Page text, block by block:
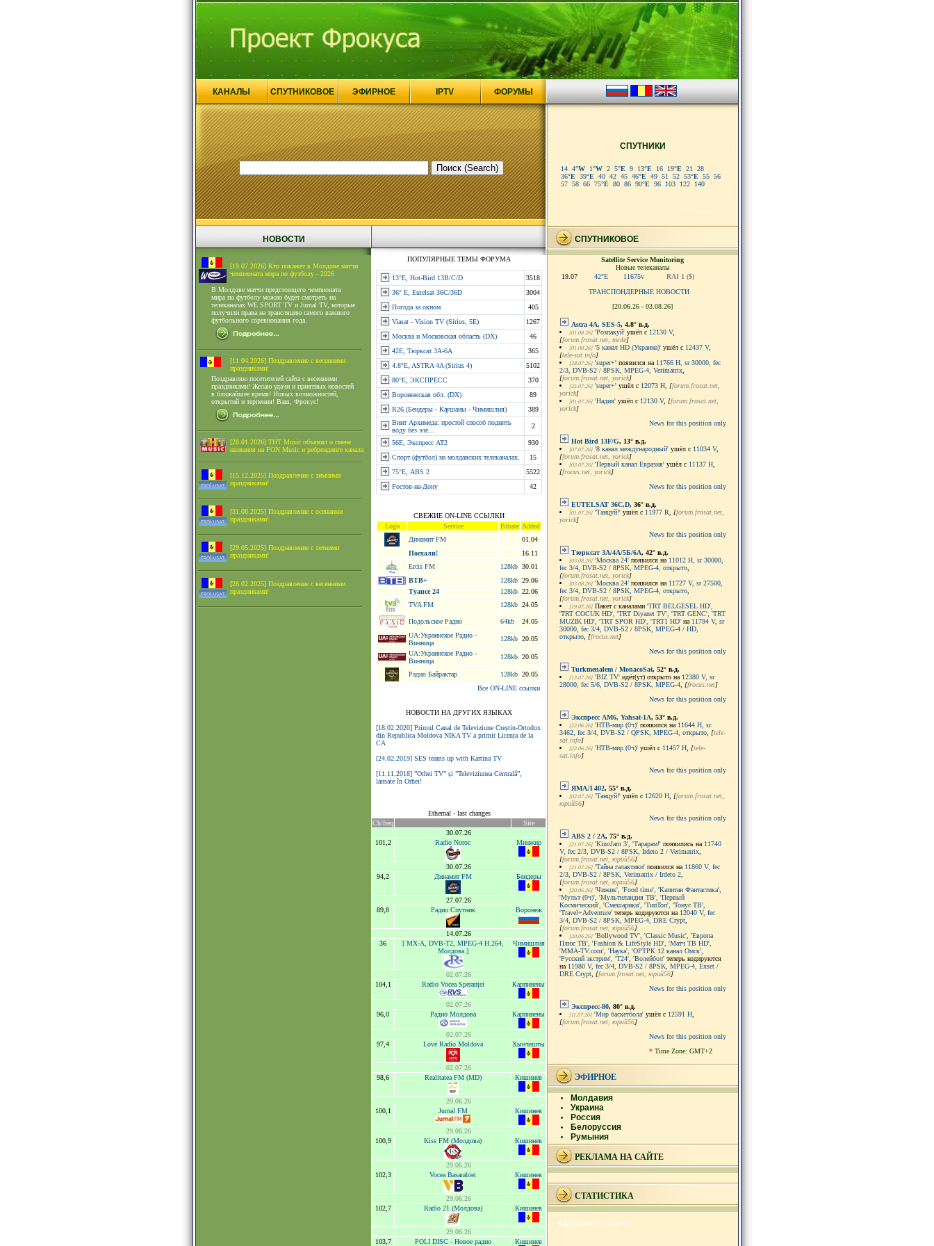
КАНАЛЫ СПУТНИКОВОЕ ЭФИРНОЕ IPTV ФОРУМЫ
СПУТНИКИ
14 4°W 1°W 2 5°E 9 13°E 16 19°E 21
28
36°E 39°E 40 42 45 46°E 49 51 52 53°E 55 56
57 58 66 75°E 80 86 90°E 96 103 122 140
НОВОСТИ
[19.07.2026] Кто покажет в Молдове матчи
чемпионата мира по футболу - 2026
В Молдове матчи предстоящего чемпионата
мира по футболу можно будет смотреть на
телеканалах WE SPORT TV и Jurnal TV, которые
получили права на трансляцию самого важного
футбольного соревнования года.
[11.04.2026] Поздравление с весенними
праздниками!
Поздравляю посетителей сайта с весенними
праздниками! Желаю удачи и приятных новостей
в ближайшее время! Новых возможностей,
открытий и терпения! Ваш, Фрокус!
[28.01.2026] ТНТ Music объявил о смене
названия на FON Music и ребрендинге канала
[15.12.2025] Поздравление с зимними
праздниками!
[31.08.2025] Поздравление с осенними
праздниками!
[29.05.2025] Поздравление с летними
праздниками!
[28.02.2025] Поздравление с весенними
праздниками!
ПОПУЛЯРНЫЕ ТЕМЫ ФОРУМА
13°E, Hot-Bird 13B/C/D
3518
36° E, Eutelsat 36C/36D
3004
Погода за окном
405
Viasat - Vision TV (Sirius, 5E)
1267
Москва и Московская область (DX)
46
42E, Тюрксат 3A-6А
365
4.8°E, ASTRA 4A (Sirius 4)
5102
80°E, ЭКСПРЕСС
370
Воронежская обл. (DX)
89
R26 (Бендеры - Каушаны - Чимишлия)
389
Винт Архимеда: простой способ поднять
воду без эле...
2
56E, Экспресс АТ2
930
Спорт (футбол) на молдавских телеканалах.
15
75°Е, ABS 2
5522
Ростов-на-Дону
42
СВЕЖИЕ ON-LINE ССЫЛКИ
Logo
Service Bitrate Added
Динамит FM
01.04
Поехали!
16.11
Ercis FM
128kb 30.01
ВТВ+
128kb 29.06
Туапсе 24
128kb 22.06
TVA FM
128kb 24.05
Подольское Радио 64kb
24.05
UA:Украинское Радио -
Винница
128kb 20.05
UA:Украинское Радио -
Винница
128kb 20.05
Радио Байрактар 128kb 20.05
Все ON-LINE ссылки
НОВОСТИ НА ДРУГИХ ЯЗЫКАХ
[18.02.2020] Primul Canal de Televiziune Creștin-Ortodox
din Republica Moldova NIKA TV a primit Licența de la
CA
[24.02.2019] SES teams up with Kartina TV
[11.11.2018] ”Orhei TV” și ”Televiziunea Centrală”,
lansate în Orhei!
Ethernal - last changes
Ch/freq
Site
30.07.26
101,2
Radio Noroc Минжир
30.07.26
94,2
Динамит FM Бендеры
27.07.26
89,8
Радио Спутник Воронеж
14.07.26
36
[ MX-A, DVB-T2, MPEG-4 H.264,
Молдова ]
Чимишлия
02.07.26
104,1
Radio Vocea Speranței Карпинены
02.07.26
96,0
Радио Молдова Карпинены
02.07.26
97,4
Love Radio Moldova Хынчешты
02.07.26
98,6
Realitatea FM (MD) Кишинев
29.06.26
100,1
Jurnal FM Кишинев
29.06.26
100,9
Kiss FM (Молдова) Кишинев
29.06.26
102,3
Vocea Basarabiei Кишинев
29.06.26
102,7
Radio 21 (Молдова) Кишинев
29.06.26
103,7
POLI DISC - Новое радио Кишинев
СПУТНИКОВОЕ
Satellite Service Monitoring
Новые телеканалы
19.07
42°E 11675v
RAI 1 ($)
ТРАНСПОНДЕРНЫЕ НОВОСТИ
[20.06.26 - 03.08.26]
Astra 4A, SES-5, 4.8° в.д.
[01.08.26] 'Розпакуй'ушёл с 12130 V,
[forum.frosat.net, mc4e]
[01.08.26] '5 канал HD (Украина)'ушёл с 12437 V,
[tele-sat.info]
[28.07.26] 'super+'появился на 11766 H, sr 30000, fec
2/3, DVB-S2 / 8PSK, MPEG-4, Verimatrix,
[forum.frosat.net, yorick]
[25.07.26] 'super+'ушёл с 12073 H, [forum.frosat.net,
yorick]
[01.07.26] 'Надия'ушёл с 12130 V, [forum.frosat.net,
yorick]
News for this position only
Hot Bird 13F/G, 13° в.д.
[07.07.26] '8 канал международный'ушёл с 11034 V,
[forum.frosat.net, yorick]
[03.07.26] 'Первый канал Евразия'ушёл с 11137 H,
[frocus.net, yorick]
News for this position only
EUTELSAT 36C,D, 36° в.д.
[01.07.26] 'Танцуй!'ушёл с 11977 R [forum.frosat.net,
yorick]
News for this position only
Тюрксат 3A/4A/5Б/6A, 42° в.д.
[03.08.26] 'Москва 24'появился на 11012 H, sr 30000,
fec 3/4, DVB-S2 / 8PSK, MPEG-4, открыто,
[forum.frosat.net, yorick]
[03.08.26] 'Москва 24'появился на 11727 V, sr 27500,
fec 3/4, DVB-S2 / 8PSK, MPEG-4, открыто,
[forum.frosat.net, yorick]
[19.07.26]Пакет с каналами 'TRT BELGESEL HD',
'TRT COCUK HD', 'TRT Diyanet TV', 'TRT GENC', 'TRT
MUZIK HD', 'TRT SPOR HD', 'TRT1 HD'на 11794 V, sr
30000, fec 3/4, DVB-S2 / 8PSK, MPEG-4 / HD,
открыто, [frocus.net]
News for this position only
Turkmenalem / MonacoSat, 52° в.д.
[13.07.26] 'BIZ TV'идёт(ут) открыто на 12380 V, sr
28000, fec 5/6, DVB-S2 / 8PSK, MPEG-4, [frocus.net]
News for this position only
Экспресс AM6, Yahsat-1A, 53° в.д.
[22.06.26] 'НТВ-мир (0ч)'появился на 11644 H, sr
3462, fec 3/4, DVB-S2 / QPSK, MPEG-4, открыто, [tele-
sat.info]
[22.06.26] 'НТВ-мир (0ч)'ушёл с 11457 H, [tele-
sat.info]
News for this position only
ЯМАЛ 402, 55° в.д.
[02.07.26] 'Танцуй!'ушёл с 12620 H, [forum.frosat.net,
юрий56]
News for this position only
ABS 2 / 2A, 75° в.д.
[21.07.26] 'KinoJam 3', 'Тарарам!'появились на 11740
V, fec 2/3, DVB-S2 / 8PSK, Irdeto 2 / Verimatrix,
[forum.frosat.net, юрий56]
[21.07.26] 'Тайна галактики'появился на 11860 V, fec
2/3, DVB-S2 / 8PSK, Verimatrix / Irdeto 2,
[forum.frosat.net, юрий56]
[20.06.26] 'Чижик', 'Food time', 'Капитан Фантастика',
'Мульт (0ч)', 'Мультиландия ТВ', 'Первый
Космический', 'Смешарики', 'ТипТоп', 'Тонус ТВ',
'Travel+Adventure'теперь кодируются на 12040 V, fec
3/4, DVB-S2 / 8PSK, MPEG-4, DRE Crypt,
[forum.frosat.net, юрий56]
[20.06.26] 'Bollywood TV', 'Classic Music', 'Европа
Плюс ТВ', 'Fashion & LifeStyle HD', 'Матч ТВ HD',
'MMA-TV.com', 'Наука', 'ОРТРК 12 канал Oмск',
'Русский экстрим', 'Т24', 'Волейбол'теперь кодируются
на 11980 V, fec 3/4, DVB-S2 / 8PSK, MPEG-4, Exset /
DRE Crypt, [forum.frosat.net, юрий56]
News for this position only
Экспресс-80, 80° в.д.
[11.07.26] 'Мир баскетбола'ушёл с 12591 H,
[forum.frosat.net, юрий56]
News for this position only
*Time Zone: GMT+2
ЭФИРНОЕ
Молдавия
Украина
Россия
Белоруссия
Румыния
РЕКЛАМА НА САЙТЕ
СТАТИСТИКА
>> Page generated in 0.0874 s.